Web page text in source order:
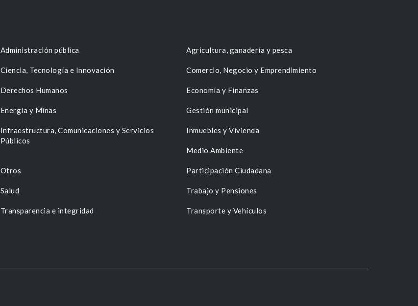
Administración pública Agricultura, ganadería y pesca
Ciencia, Tecnología e Innovación Comercio, Negocio y Emprendimiento
Derechos Humanos Economía y Finanzas
Energía y Minas Gestión municipal
Infraestructura, Comunicaciones y Servicios
Públicos
Inmuebles y Vivienda
Medio Ambiente
Otros Participación Ciudadana
Salud Trabajo y Pensiones
Transparencia e integridad Transporte y Vehículos